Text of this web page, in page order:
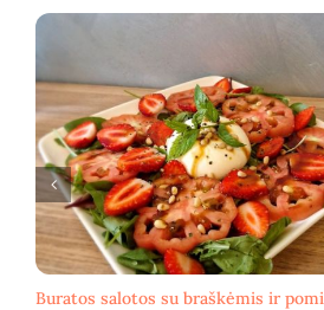
Buratos salotos su braškėmis ir